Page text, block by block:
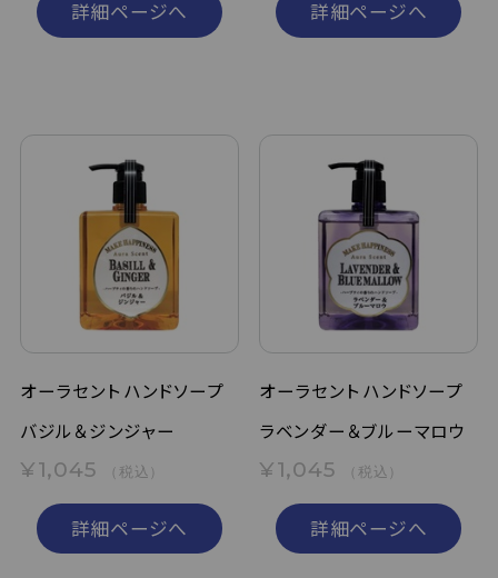
詳細ページへ 詳細ページへ
オーラセント ハンドソープ
バジル＆ジンジャー
¥1,045 （税込）
詳細ページへ
オーラセント ハンドソープ
ラベンダー＆ブルーマロウ
¥1,045 （税込）
詳細ページへ